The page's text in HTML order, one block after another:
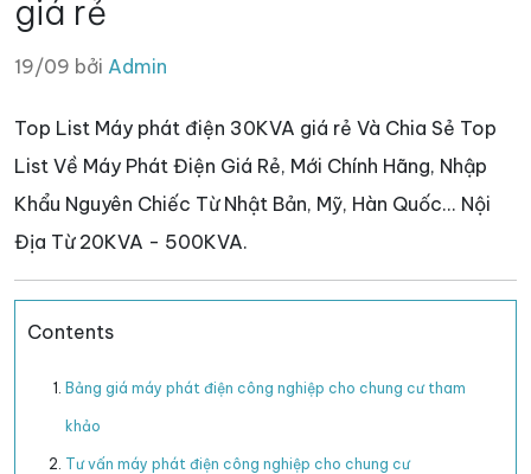
giá rẻ
19/09 bởi Admin
Top List Máy phát điện 30KVA giá rẻ Và Chia Sẻ Top
List Về Máy Phát Điện Giá Rẻ, Mới Chính Hãng, Nhập
Khẩu Nguyên Chiếc Từ Nhật Bản, Mỹ, Hàn Quốc... Nội
Địa Từ 20KVA - 500KVA.
Contents
Bảng giá máy phát điện công nghiệp cho chung cư tham
khảo
Tư vấn máy phát điện công nghiệp cho chung cư